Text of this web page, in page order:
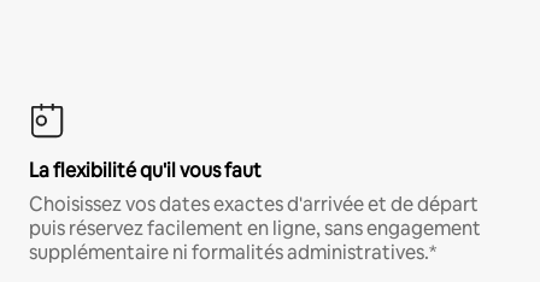
La flexibilité qu'il vous faut
Choisissez vos dates exactes d'arrivée et de départ
puis réservez facilement en ligne, sans engagement
supplémentaire ni formalités administratives.*